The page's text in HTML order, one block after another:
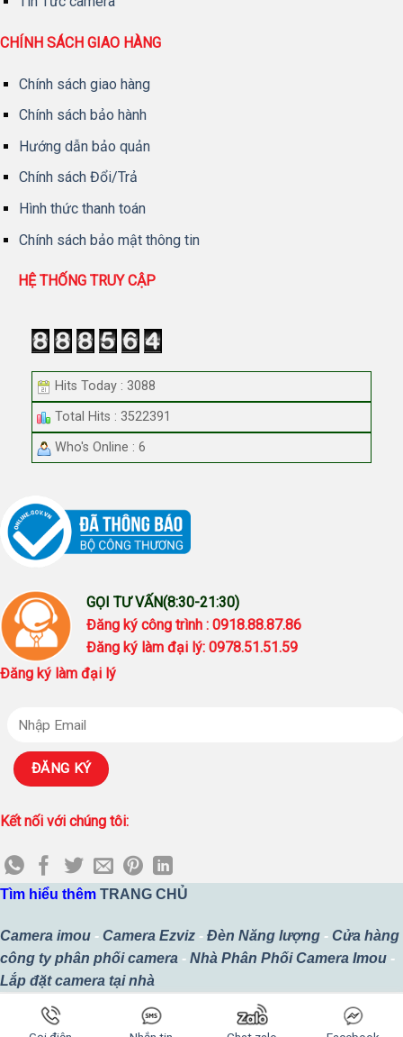
CHÍNH SÁCH GIAO HÀNG
Chính sách giao hàng
Chính sách bảo hành
Hướng dẫn bảo quản
Chính sách Đổi/Trả
Hình thức thanh toán
Chính sách bảo mật thông tin
HỆ THỐNG TRUY CẬP
Hits Today : 3088
Total Hits : 3522391
Who's Online : 6
GỌI TƯ VẤN(8:30-21:30)
Đăng ký công trình : 0918.88.87.86
Đăng ký làm đại lý: 0978.51.51.59
Đăng ký làm đại lý
Kết nối với chúng tôi:
Tìm hiểu thêm TRANG CHỦ
Camera imou - Camera Ezviz - Đèn Năng lượng - Cửa hàng
công ty phân phối camera - Nhà Phân Phối Camera Imou -
Lắp đặt camera tại nhà
Copyright 2026 © Thiết kế bởi Công Ty TNHH MTV SURETECH